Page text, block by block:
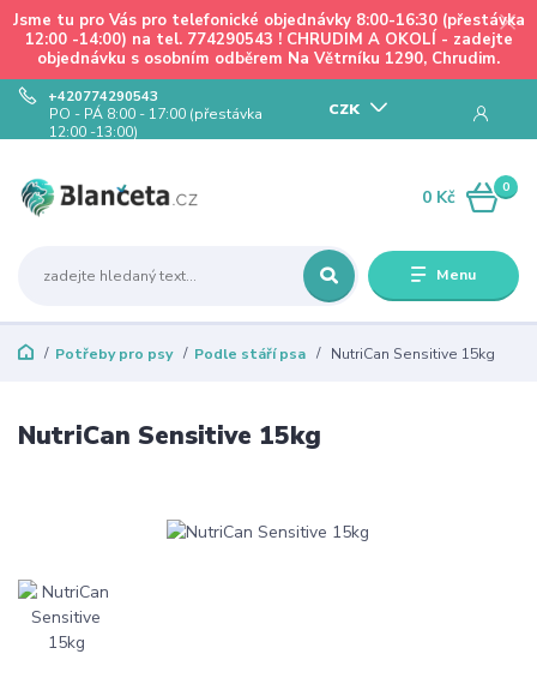
Jsme tu pro Vás pro telefonické objednávky 8:00-16:30 (přestávka
12:00 -14:00) na tel. 774290543 ! CHRUDIM A OKOLÍ - zadejte
objednávku s osobním odběrem Na Větrníku 1290, Chrudim.
Menu
CZK
+420774290543
PO - PÁ 8:00 - 17:00 (přestávka
12:00 -13:00)
0
0 Kč
Potřeby pro psy Podle stáří psa NutriCan Sensitive 15kg
NutriCan Sensitive 15kg